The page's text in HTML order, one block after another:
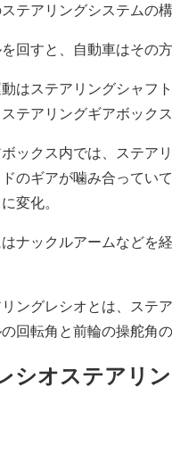
テアリングシステムの
回すと、自動車はその
はステアリングシャフ
テアリングギアボックス
ックス内では、ステア
のギアが噛み合ってい
変化。
ナックルアームなどを
ングレシオとは、ステ
回転角と前輪の操舵角
シオステアリ